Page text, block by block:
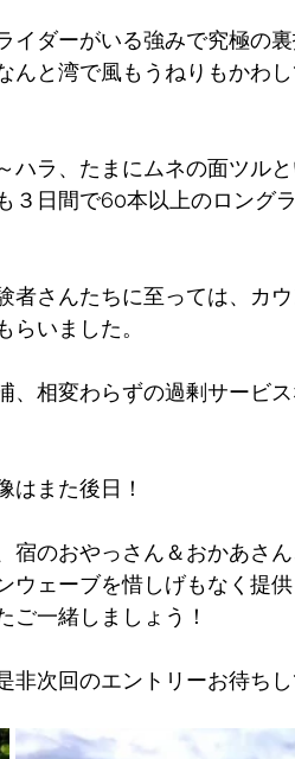
イダーがいる強みで究極の
んと湾で風もうねりもかわ
ハラ、たまにムネの面ツル
３日間で60本以上のロング
者さんたちに至っては、カ
らいました。
、相変わらずの過剰サービ
はまた後日！
宿のおやっさん＆おかあさ
ウェーブを惜しげもなく提
ご一緒しましょう！
非次回のエントリーお待ちし